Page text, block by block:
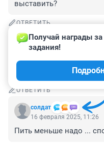
выставить?
ОТВЕТИТЬ
Гость
16 февраля 2025, 11:34
почему сразу бабы
неприличное
ОТВЕТИТЬ
солдат
Получай награды
задания!
16 февраля 2025, 11:26
Пить меньше надо ...